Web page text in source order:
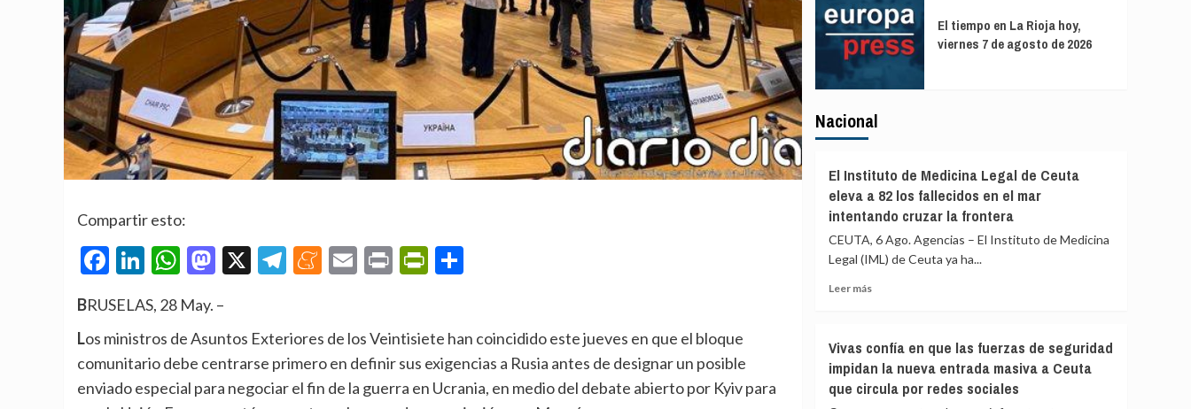
Compartir esto:
Facebook
LinkedIn
WhatsApp
Mastodon
X Telegram
Meneame
EmailPrintPrintFriendly
BRUSELAS, 28 May. –
Los ministros de Asuntos Exteriores de los Veintisiete han coincidido este jueves en que el bloque
comunitario debe centrarse primero en definir sus exigencias a Rusia antes de designar un posible
enviado especial para negociar el fin de la guerra en Ucrania, en medio del debate abierto por Kyiv para
El tiempo en La Rioja hoy,
viernes 7 de agosto de 2026
Nacional
El Instituto de Medicina Legal de Ceuta
eleva a 82 los fallecidos en el mar
intentando cruzar la frontera
CEUTA, 6 Ago. Agencias – El Instituto de Medicina
Legal (IML) de Ceuta ya ha...
Leer másLeer
Instituto
de
Medicina
Vivas confía en que las fuerzas de seguridad
impidan la nueva entrada masiva a Ceuta
que circula por redes sociales